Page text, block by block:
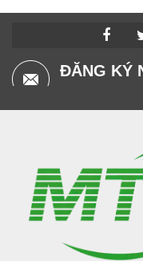
ĐĂNG KÝ